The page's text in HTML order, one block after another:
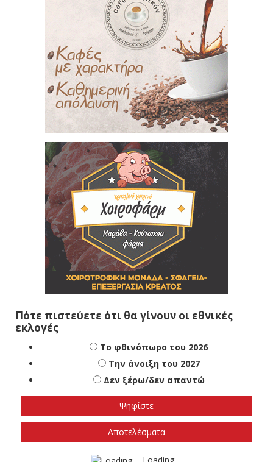
Πότε πιστεύετε ότι θα γίνουν οι εθνικές
εκλογές
Το φθινόπωρο του 2026
Την άνοιξη του 2027
Δεν ξέρω/δεν απαντώ